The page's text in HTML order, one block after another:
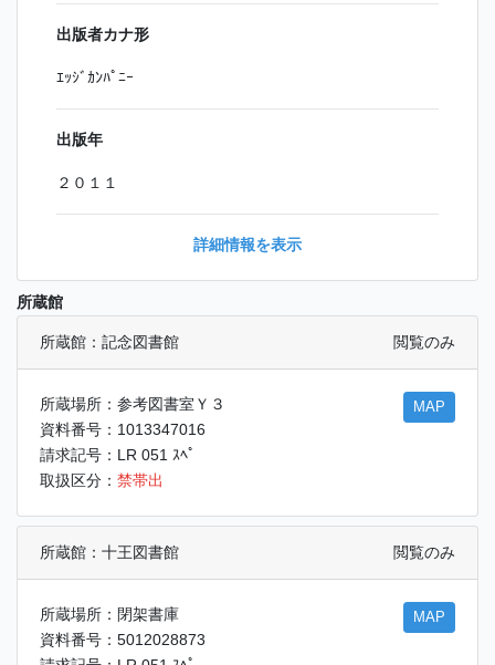
出版者カナ形
ｴｯｼﾞｶﾝﾊﾟﾆｰ
出版年
２０１１
詳細情報を表示
所蔵館
所蔵館：記念図書館 閲覧のみ
所蔵場所：参考図書室Ｙ３
資料番号：1013347016
請求記号：LR 051 ｽﾍﾟ
取扱区分： 禁帯出
MAP
所蔵館：十王図書館 閲覧のみ
所蔵場所：閉架書庫
資料番号：5012028873
MAP